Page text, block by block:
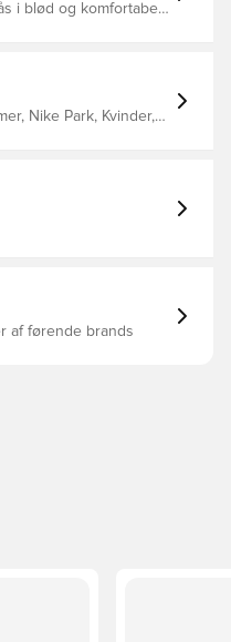
i blød og komfortabel
Nike Park, Kvinder,
af førende brands